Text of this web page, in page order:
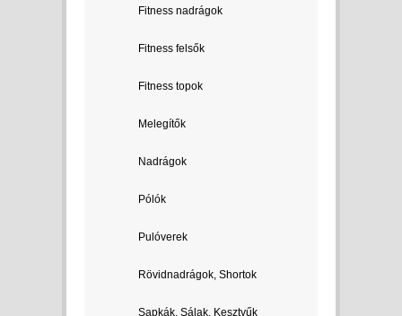
Fitness nadrágok
Fitness felsők
Fitness topok
Melegítők
Nadrágok
Pólók
Pulóverek
Rövidnadrágok, Shortok
Sapkák, Sálak, Kesztyűk